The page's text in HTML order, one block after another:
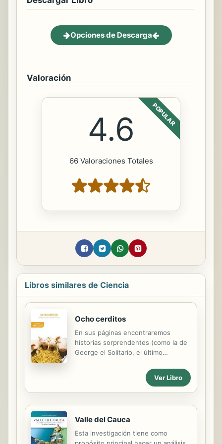
Opciones de Descarga
Valoración
POPULAR
4.6
66 Valoraciones Totales
Libros similares de Ciencia
Ocho cerditos
En sus páginas encontraremos
historias sorprendentes (como la de
George el Solitario, el último
tortugas que habrá desaparecido
cuando él muera), descubriremos
aspectos desconocidos de la historia
dedos en cada mano –y cómo hemos
llegado a tener sólo cinco-), o
curiosos episodios de la historia de
Ver Libro
Valle del Cauca
Esta investigación tiene como